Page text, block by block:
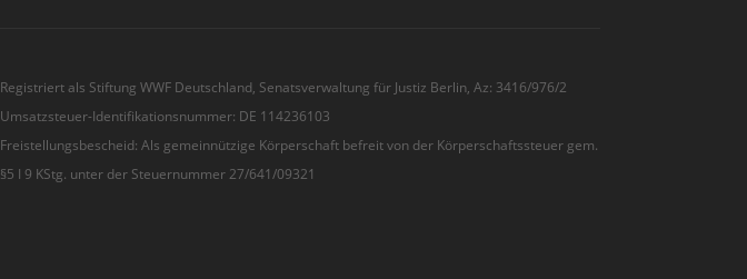
Registriert als Stiftung WWF Deutschland, Senatsverwaltung für Justiz Berlin, Az: 3416/976/2
Umsatzsteuer-Identifikationsnummer: DE 114236103
Freistellungsbescheid: Als gemeinnützige Körperschaft befreit von der Körperschaftssteuer gem.
§5 I 9 KStg. unter der Steuernummer 27/641/09321